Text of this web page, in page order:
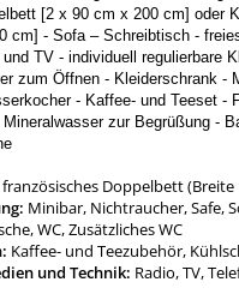
[2 x 90 cm x 200 cm] oder
cm] - Sofa – Schreibtisch -
und TV - individuell regulierbare
zum Öffnen - Kleiderschrank -
- Kaffee- und Teeset -
zur Begrüßung -
französisches Doppelbett (Breite
Minibar, Nichtraucher, Safe,
WC, Zusätzliches WC
Kaffee- und Teezubehör,
und Technik: Radio, TV,